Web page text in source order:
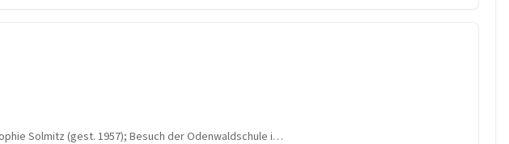
Solmitz (gest. 1957); Besuch der Odenwaldschule i…